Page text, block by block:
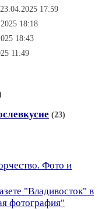
17:59
18:18
18:43
11:49
(23)
Фото и
"Владивосток" в
фотография"